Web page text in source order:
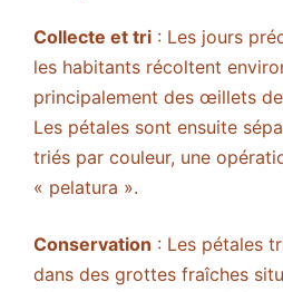
Collecte et tri : Les jours
les habitants récoltent
principalement des œillets
Les pétales sont ensuite
triés par couleur, une
« pelatura ».
Conservation : Les pétales
dans des grottes fraîches